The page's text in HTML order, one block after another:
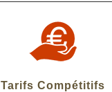
Tarifs Compétitifs